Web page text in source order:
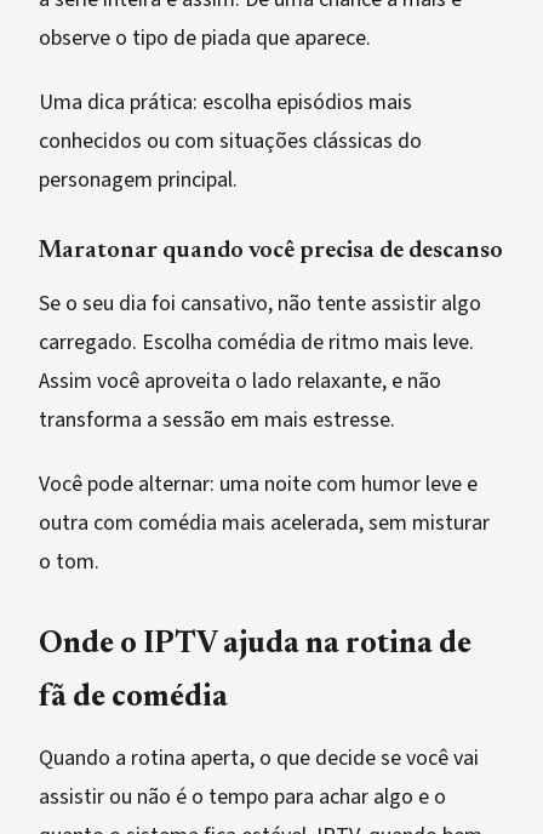
observe o tipo de piada que aparece.
Uma dica prática: escolha episódios mais
conhecidos ou com situações clássicas do
personagem principal.
Maratonar quando você precisa de descanso
Se o seu dia foi cansativo, não tente assistir algo
carregado. Escolha comédia de ritmo mais leve.
Assim você aproveita o lado relaxante, e não
transforma a sessão em mais estresse.
Você pode alternar: uma noite com humor leve e
outra com comédia mais acelerada, sem misturar
o tom.
Onde o IPTV ajuda na rotina de
fã de comédia
Quando a rotina aperta, o que decide se você vai
assistir ou não é o tempo para achar algo e o